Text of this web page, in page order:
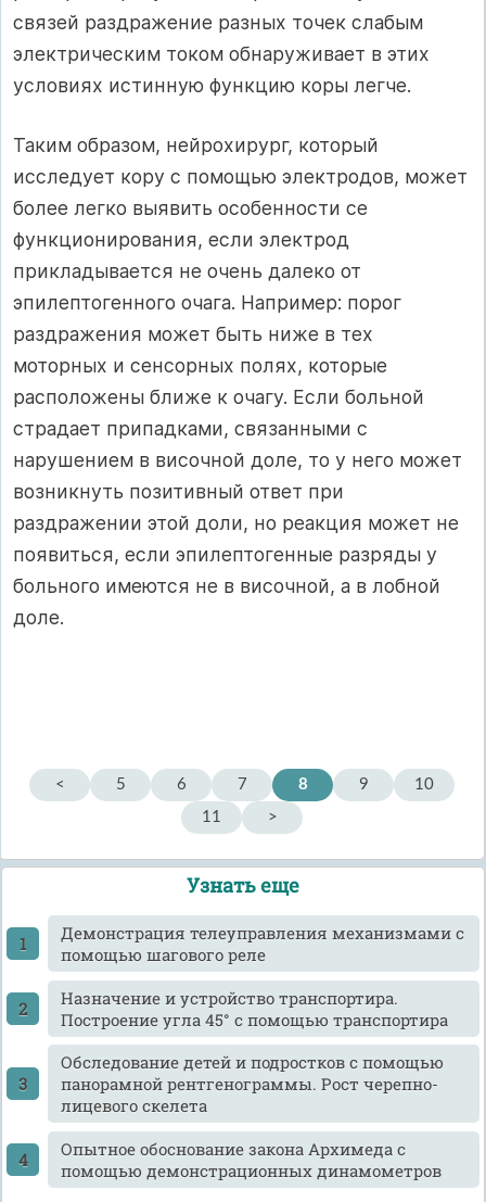
связей раздражение разных точек слабым
электрическим током обнаруживает в этих
условиях истинную функцию коры легче.
Таким образом, нейрохирург, который
исследует кору с помощью электродов, может
более легко выявить особенности се
функционирования, если электрод
прикладывается не очень далеко от
эпилептогенного очага. Например: порог
раздражения может быть ниже в тех
моторных и сенсорных полях, которые
расположены ближе к очагу. Если больной
страдает припадками, связанными с
нарушением в височной доле, то у него может
возникнуть позитивный ответ при
раздражении этой доли, но реакция может не
появиться, если эпилептогенные разряды у
больного имеются не в височной, а в лобной
доле.
< 5 6 7 8 9
10
11
>
Узнать еще
Демонстрация телеуправления механизмами с
помощью шагового реле
Назначение и устройство транспортира.
Построение угла 45° с помощью транспортира
Обследование детей и подростков с помощью
панорамной рентгенограммы. Рост черепно-
лицевого скелета
Опытное обоснование закона Архимеда с
помощью демонстрационных динамометров